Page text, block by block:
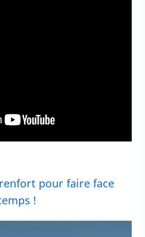
pour faire face
!